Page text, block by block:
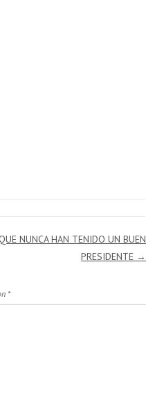
NUNCA HAN TENIDO UN BUEN
PRESIDENTE →
*